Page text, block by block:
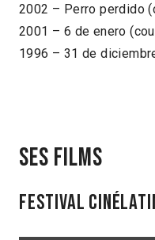
2002 – Perro perdido
2001 – 6 de enero
1996 – 31 de
Ses films
Festival